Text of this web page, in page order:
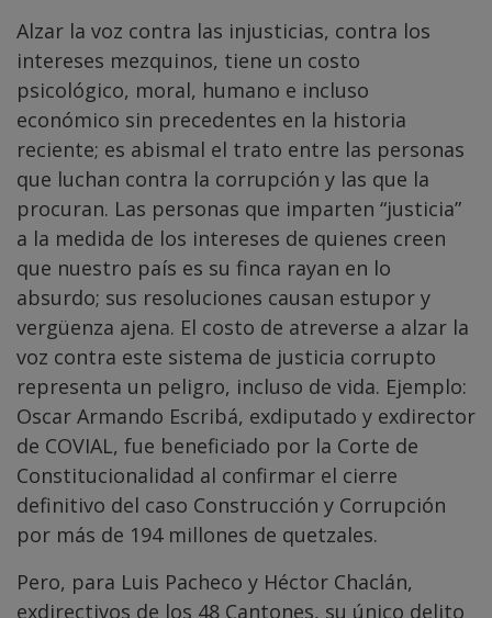
Alzar la voz contra las injusticias, contra los
intereses mezquinos, tiene un costo
psicológico, moral, humano e incluso
económico sin precedentes en la historia
reciente; es abismal el trato entre las personas
que luchan contra la corrupción y las que la
procuran. Las personas que imparten “justicia”
a la medida de los intereses de quienes creen
que nuestro país es su finca rayan en lo
absurdo; sus resoluciones causan estupor y
vergüenza ajena. El costo de atreverse a alzar la
voz contra este sistema de justicia corrupto
representa un peligro, incluso de vida. Ejemplo:
Oscar Armando Escribá, exdiputado y exdirector
de COVIAL, fue beneficiado por la Corte de
Constitucionalidad al confirmar el cierre
definitivo del caso Construcción y Corrupción
por más de 194 millones de quetzales.
Pero, para Luis Pacheco y Héctor Chaclán,
exdirectivos de los 48 Cantones, su único delito